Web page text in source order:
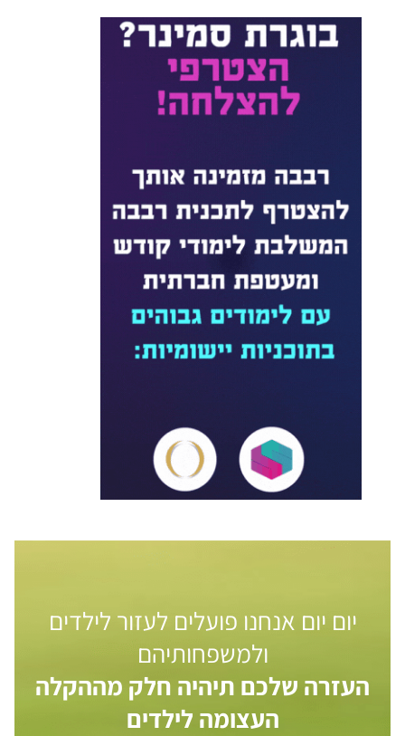
יום יום אנחנו פועלים לעזור לילדים
ולמשפחותיהם
העזרה שלכם תיהיה חלק מההקלה
העצומה לילדים